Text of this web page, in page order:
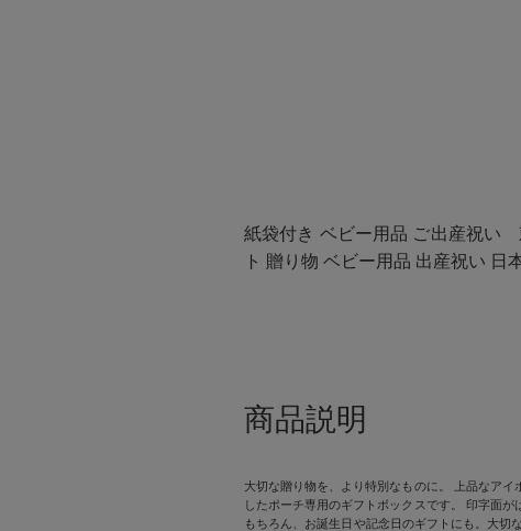
紙袋付き ベビー用品 ご出産祝い
ト 贈り物 ベビー用品 出産祝い 日
商品説明
大切な贈り物を、より特別なものに。 上品なア
したポーチ専用のギフトボックスです。 印字面
もちろん、お誕生日や記念日のギフトにも。大